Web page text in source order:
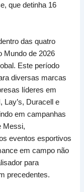
que detinha 16
das quatro
Mundo de 2026
Este período
diversas marcas
líderes em
Lay’s, Duracell e
em campanhas
Messi,
eventos esportivos
em campo não
para
precedentes.